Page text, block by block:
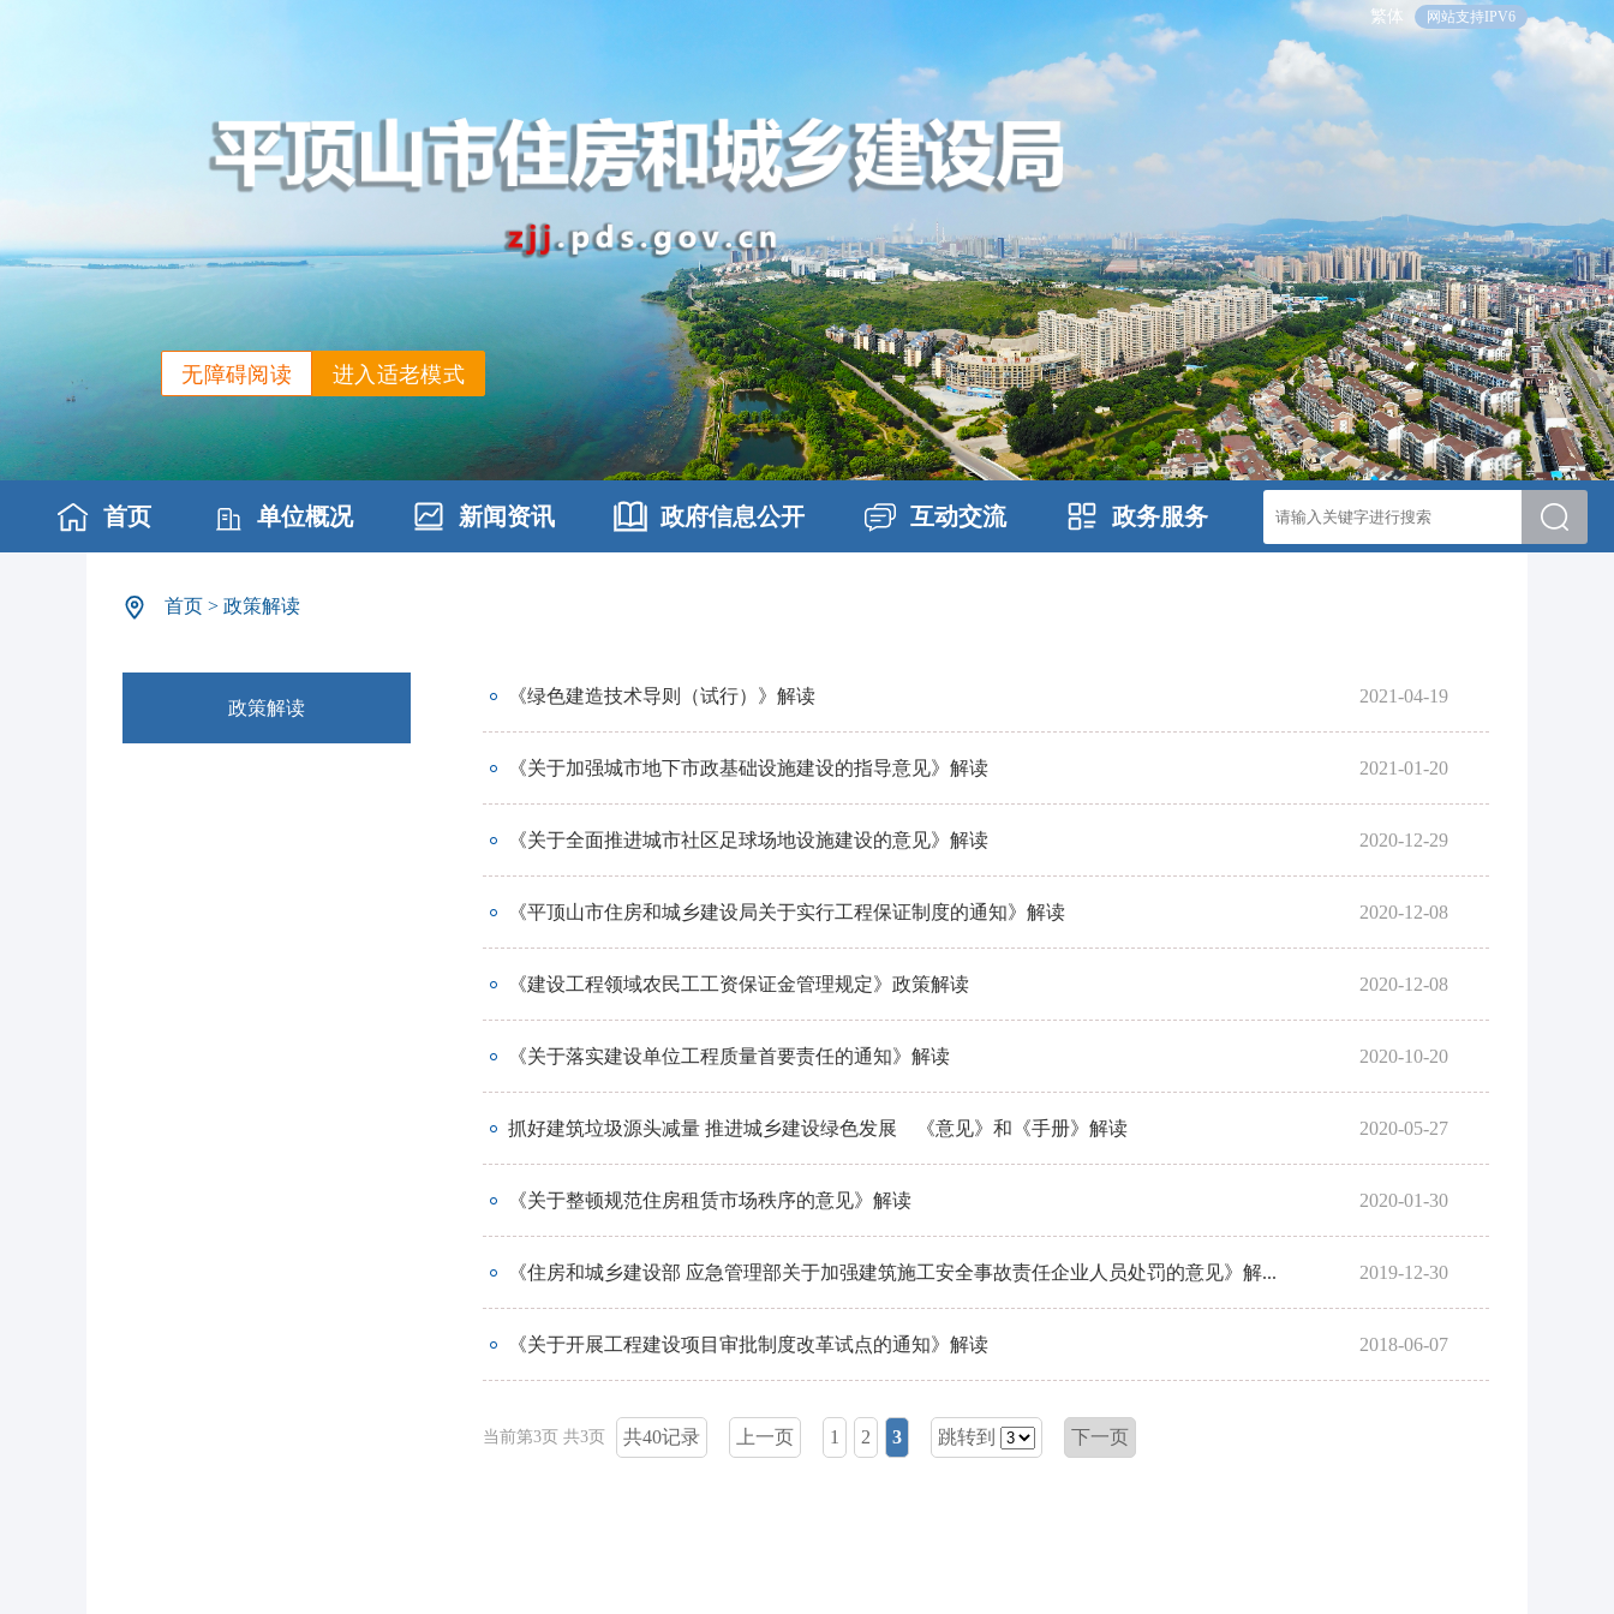
繁体 网站支持IPV6
进入适老模式
无障碍阅读
首页 单位概况 新闻资讯 政府信息公开 互动交流 政务服务
首页 > 政策解读
政策解读
《绿色建造技术导则（试行）》解读 2021-04-19
《关于加强城市地下市政基础设施建设的指导意见》解读 2021-01-20
《关于全面推进城市社区足球场地设施建设的意见》解读 2020-12-29
《平顶山市住房和城乡建设局关于实行工程保证制度的通知》解读 2020-12-08
《建设工程领域农民工工资保证金管理规定》政策解读 2020-12-08
《关于落实建设单位工程质量首要责任的通知》解读 2020-10-20
抓好建筑垃圾源头减量 推进城乡建设绿色发展 《意见》和《手册》解读 2020-05-27
《关于整顿规范住房租赁市场秩序的意见》解读 2020-01-30
《住房和城乡建设部 应急管理部关于加强建筑施工安全事故责任企业人员处罚的意见》解... 2019-12-30
《关于开展工程建设项目审批制度改革试点的通知》解读 2018-06-07
当前第3页 共3页 共40记录 上一页 1 2 3 跳转到 下一页